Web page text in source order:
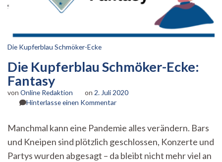
Die Kupferblau Schmöker-Ecke
Die Kupferblau Schmöker-Ecke:
Fantasy
von Online Redaktion on 2. Juli 2020
Hinterlasse einen Kommentarzu
Schmöker-
Ecke:
Fantasy
Manchmal kann eine Pandemie alles verändern. Bars
und Kneipen sind plötzlich geschlossen, Konzerte und
Partys wurden abgesagt – da bleibt nicht mehr viel an